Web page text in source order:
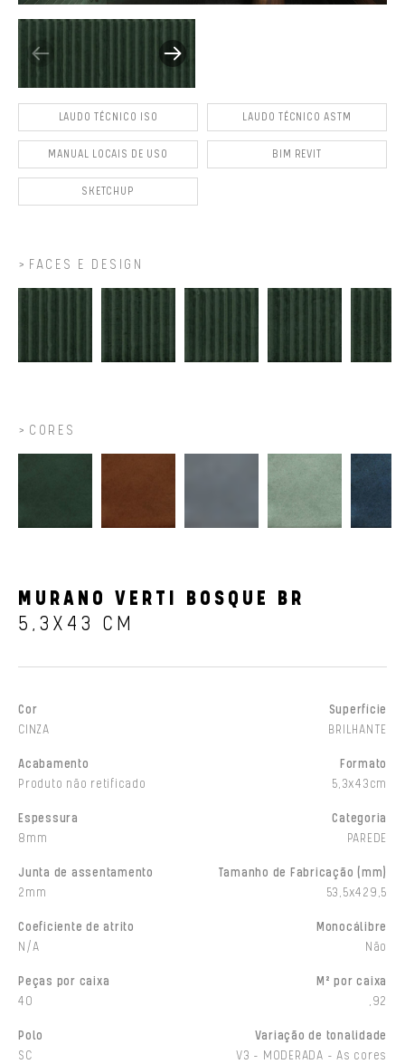
LAUDO TÉCNICO ISO LAUDO TÉCNICO ASTM
MANUAL LOCAIS DE USO BIM REVIT
SKETCHUP
FACES E DESIGN
CORES
MURANO VERTI BOSQUE BR
5,3X43 CM
Cor
CINZA
Superfície
BRILHANTE
Acabamento
Produto não retificado
Formato
5,3x43cm
Espessura
8mm
Categoria
PAREDE
Junta de assentamento
2mm
Tamanho de Fabricação (mm)
53,5x429,5
Coeficiente de atrito
N/A
Monocálibre
Não
Peças por caixa
40
M² por caixa
,92
Polo
SC
Variação de tonalidade
V3 - MODERADA - As cores